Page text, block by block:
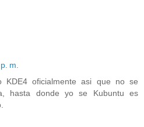
m.
KDE4 oficialmente asi que no se
hasta donde yo se Kubuntu es